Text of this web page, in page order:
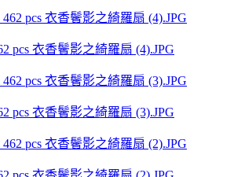
pcs 衣香鬢影之綺羅扇 (4).JPG
pcs 衣香鬢影之綺羅扇 (3).JPG